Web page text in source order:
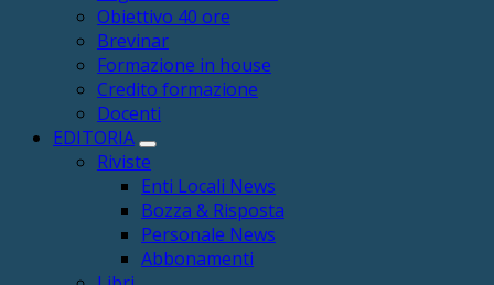
Obiettivo 40 ore
Brevinar
Formazione in house
Credito formazione
Docenti
EDITORIA
Riviste
Enti Locali News
Bozza & Risposta
Personale News
Abbonamenti